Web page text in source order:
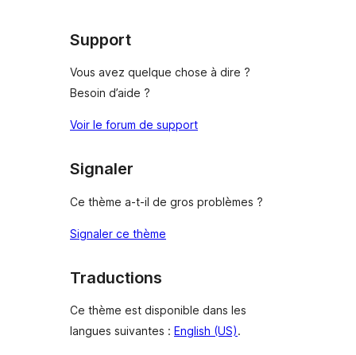
étoile
Support
Vous avez quelque chose à dire ?
Besoin d’aide ?
Voir le forum de support
Signaler
Ce thème a-t-il de gros problèmes ?
Signaler ce thème
Traductions
Ce thème est disponible dans les
langues suivantes : English (US).